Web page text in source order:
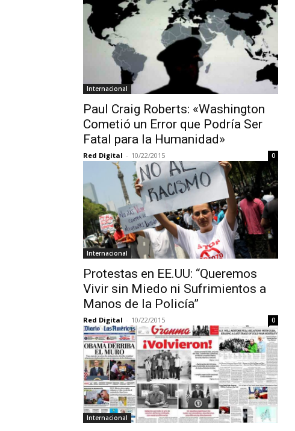
Internacional
Paul Craig Roberts: «Washington
Cometió un Error que Podría Ser
Fatal para la Humanidad»
Red Digital - 10/22/2015 0
Internacional
Protestas en EE.UU: “Queremos
Vivir sin Miedo ni Sufrimientos a
Manos de la Policía”
Red Digital - 10/22/2015 0
Internacional